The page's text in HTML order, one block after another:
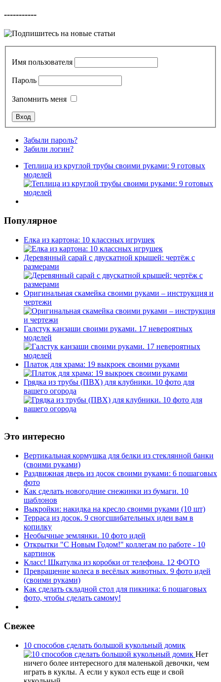
-----------
Имя пользователя
Пароль
Запомнить меня
Забыли пароль?
Забили логин?
Теплица из круглой трубы своими руками: 9 готовых
моделей
Популярное
Елка из картона: 10 классных игрушек
Деревянный сарай с двускатной крышей: чертёж с
размерами
Оригинальная скамейка своими руками – инструкция и
чертежи
Галстук канзаши своими руками. 17 невероятных
моделей
Платок для храма: 19 выкроек своими руками
Грядка из трубы (ПВХ) для клубники. 10 фото для
вашего огорода
Это интересно
Вертикальная кормушка для белки из стеклянной банки
(своими руками)
Раздвижная дверь из досок своими руками: 6 пошаговых
фото
Как сделать новогодние снежинки из бумаги. 10
шаблонов
Выкройки: накидка на кресло своими руками (10 шт)
Терраса из досок. 9 сногсшибательных идеи вам в
копилку
Необычные землянки. 10 фото идей
Открытки "С Новым Годом!" коллегам по работе - 10
картинок
Класс! Шкатулка из коробки от телефона. 12 ФОТО
Превращение колеса в весёлых животных. 9 фото идей
(своими руками)
Как сделать складной стол для пикника: 6 пошаговых
фото, чтобы сделать самому!
Свежее
10 способов сделать большой кукольный домик
Нет
ничего более интересного для маленькой девочки, чем
играть в куклы. А если у кукол есть еще и свой